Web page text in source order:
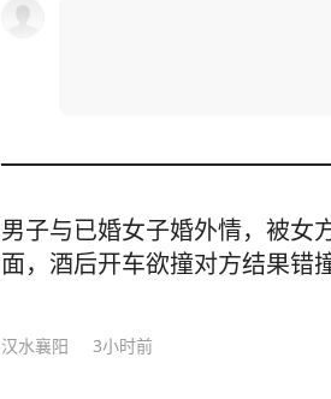
男子与已婚女子婚外情，被女
面，酒后开车欲撞对方结果错
汉水襄阳 3小时前